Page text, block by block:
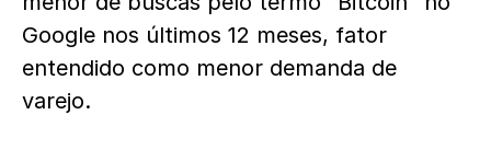
Google nos últimos 12 meses, fator
entendido como menor demanda de
varejo.